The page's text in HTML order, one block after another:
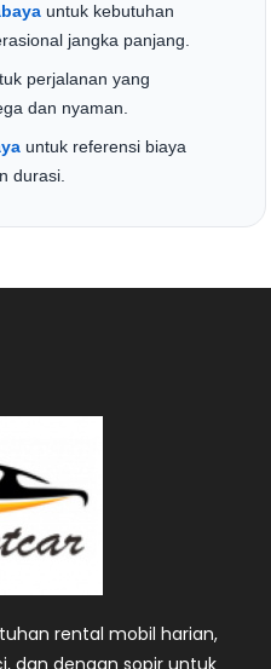
untuk kebutuhan
jangka panjang.
perjalanan yang
dan nyaman.
untuk referensi biaya
durasi.
rental mobil harian,
dan dengan sopir untuk